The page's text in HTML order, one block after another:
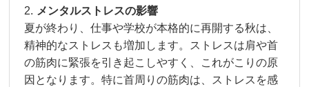
メンタルストレスの影響
夏が終わり、仕事や学校が本格的に再開する秋は、
精神的なストレスも増加します。ストレスは肩や首
の筋肉に緊張を引き起こしやすく、これがこりの原
因となります。特に首周りの筋肉は、ストレスを感